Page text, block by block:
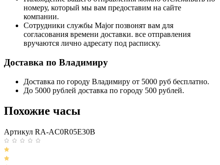
номеру, который мы вам предоставим на сайте
компании.
Сотрудники службы Major позвонят вам для
согласования времени доставки. все отправления
вручаются лично адресату под расписку.
Доставка по Владимиру
Доставка по городу Владимиру от 5000 руб бесплатно.
До 5000 рублей доставка по городу 500 рублей.
Похожие часы
Артикул RA-AC0R05E30B